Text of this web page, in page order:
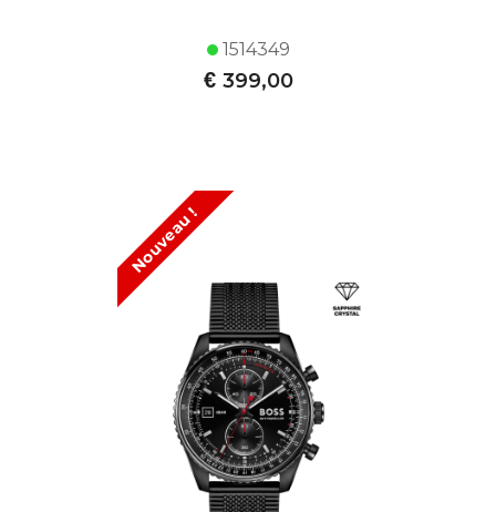
1514349
€ 399,00
Nouveau !